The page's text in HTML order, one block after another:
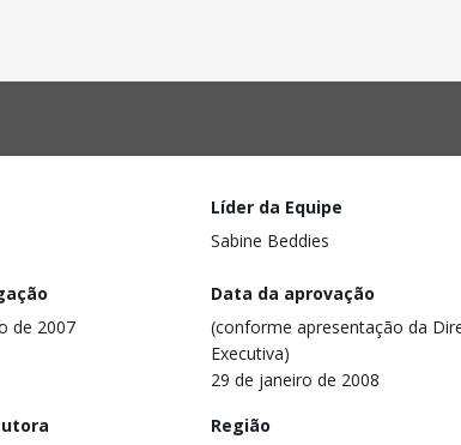
Líder da Equipe
Sabine Beddies
de 2007
Data da aprovação
(conforme apresentação da
Executiva)
29 de janeiro de 2008
Região